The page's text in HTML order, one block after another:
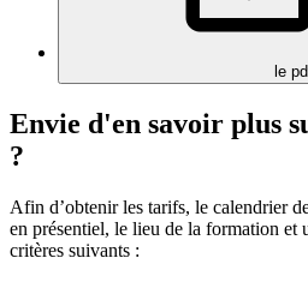
le
Envie d'en savoir plus
?
Afin d’obtenir les tarifs, le calendrier
en présentiel, le lieu de la formation et
critères suivants :